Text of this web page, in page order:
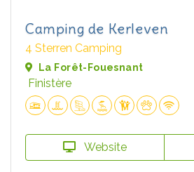
Camping de Kerleven
4 Sterren Camping
La Forêt-Fouesnant
Finistère
Website